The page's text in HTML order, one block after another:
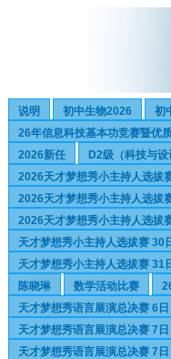
说明 初中生物2026 初
26年信息科技基本功竞赛暨优
2026新任
D2级（科技与设
2026天才梦想秀小主持人选拔
2026天才梦想秀小主持人选拔
2026天才梦想秀小主持人选拔
天才梦想秀小主持人选拔赛 30
天才梦想秀小主持人选拔赛 31
陈晓琳
数学活动比赛
天才梦想秀语言展演总决赛 6
天才梦想秀语言展演总决赛 7
天才梦想秀语言展演总决赛 7